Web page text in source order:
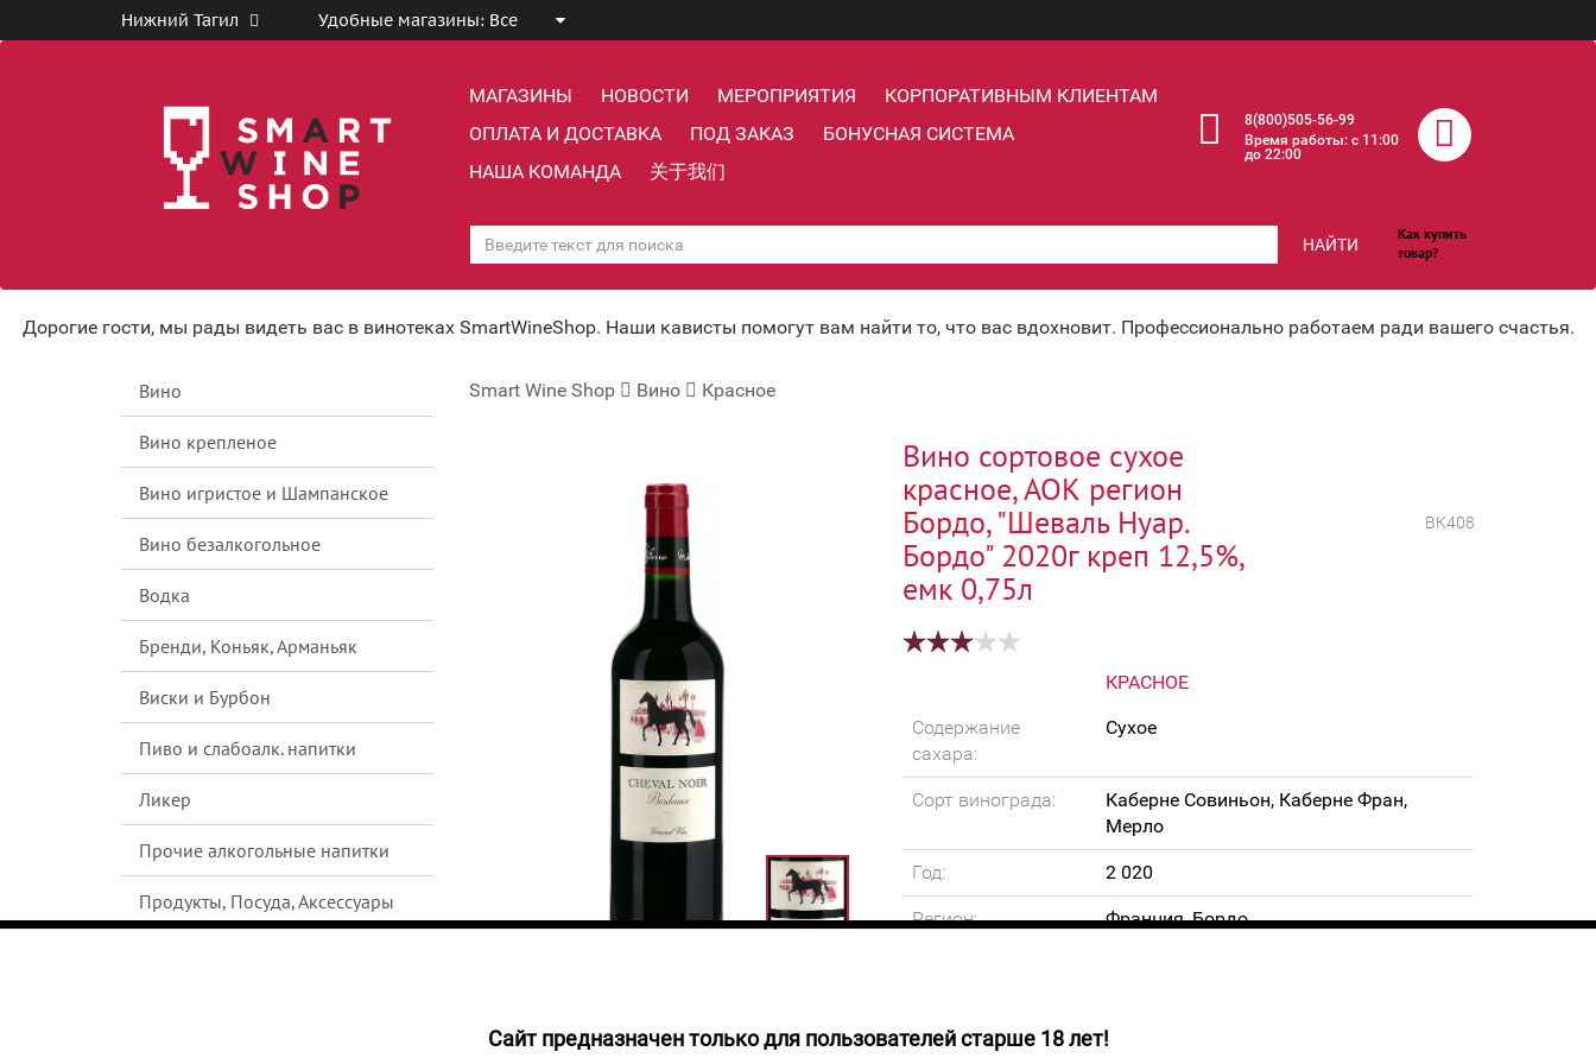
Нижний Тагил Удобные магазины: Все
МАГАЗИНЫ НОВОСТИ МЕРОПРИЯТИЯ
КОРПОРАТИВНЫМ КЛИЕНТАМ
ОПЛАТА И ДОСТАВКА
ПОД ЗАКАЗ
БОНУСНАЯ СИСТЕМА
НАША КОМАНДА
关于我们
8(800)505-56-99
Время работы: c 11:00
до 22:00
НАЙТИ
Как купить
товар?
Дорогие гости, мы рады видеть вас в винотеках SmartWineShop. Наши кависты помогут вам найти то, что вас вдохновит. Профессионально работаем ради вашего счастья.
Вино
Вино крепленое
Вино игристое и Шампанское
Вино безалкогольное
Водка
Бренди, Коньяк, Арманьяк
Виски и Бурбон
Пиво и слабоалк. напитки
Ликер
Прочие алкогольные напитки
Продукты, Посуда, Аксессуары
Smart Wine Shop Вино Красное
Вино сортовое сухое
красное, АОК регион
Бордо, "Шеваль Нуар.
Бордо" 2020г креп 12,5%,
емк 0,75л
ВК408
КРАСНОЕ
Содержание
сахара:
Сухое
Сорт винограда:
Каберне Совиньон, Каберне Фран,
Мерло
Год: 2 020
Регион: Франция, Бордо
Cайт предназначен только для пользователей старше 18 лет!